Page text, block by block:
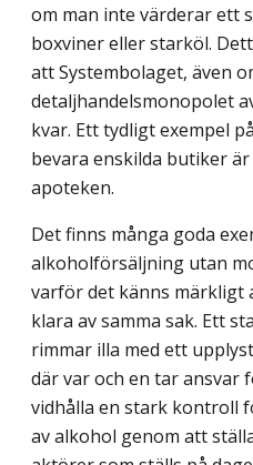
om man inte värderar ett
boxviner eller starköl.
att Systembolaget, även
detaljhandelsmonopolet
kvar. Ett tydligt exempel
bevara enskilda butiker
apoteken.
Det finns många goda
alkoholförsäljning utan
varför det känns märkligt
klara av samma sak. Ett
rimmar illa med ett
där var och en tar ansvar
vidhålla en stark kontroll
av alkohol genom att